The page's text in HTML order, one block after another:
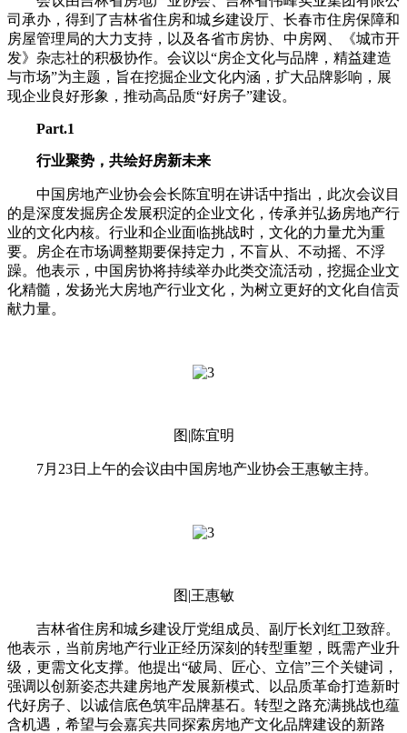
司承办，得到了吉林省住房和城乡建设厅、长春市住房保障和
房屋管理局的大力支持，以及各省市房协、中房网、《城市开
发》杂志社的积极协作。会议以“房企文化与品牌，精益建造
与市场”为主题，旨在挖掘企业文化内涵，扩大品牌影响，展
现企业良好形象，推动高品质“好房子”建设。
Part.1
行业聚势，共绘好房新未来
中国房地产业协会会长陈宜明在讲话中指出，此次会议目
的是深度发掘房企发展积淀的企业文化，传承并弘扬房地产行
业的文化内核。行业和企业面临挑战时，文化的力量尤为重
要。房企在市场调整期要保持定力，不盲从、不动摇、不浮
躁。他表示，中国房协将持续举办此类交流活动，挖掘企业文
化精髓，发扬光大房地产行业文化，为树立更好的文化自信贡
献力量。
图|陈宜明
7月23日上午的会议由中国房地产业协会王惠敏主持。
图|王惠敏
吉林省住房和城乡建设厅党组成员、副厅长刘红卫致辞。
他表示，当前房地产行业正经历深刻的转型重塑，既需产业升
级，更需文化支撑。他提出“破局、匠心、立信”三个关键词，
强调以创新姿态共建房地产发展新模式、以品质革命打造新时
代好房子、以诚信底色筑牢品牌基石。转型之路充满挑战也蕴
含机遇，希望与会嘉宾共同探索房地产文化品牌建设的新路